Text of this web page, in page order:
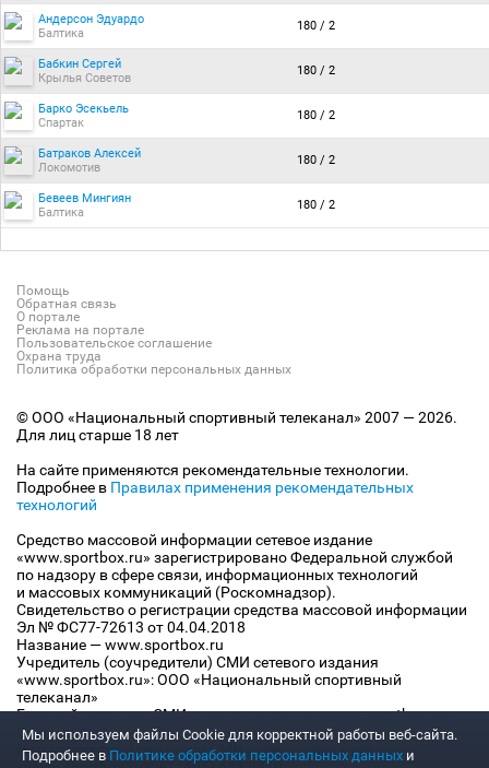
Андерсон Эдуардо
Балтика
180 / 2
Бабкин Сергей
Крылья Советов
180 / 2
Барко Эсекьель
Спартак
180 / 2
Батраков Алексей
Локомотив
180 / 2
Бевеев Мингиян
Балтика
180 / 2
Помощь
Обратная связь
О портале
Реклама на портале
Пользовательское соглашение
Охрана труда
Политика обработки персональных данных
© ООО «Национальный спортивный телеканал» 2007 — 2026.
Для лиц старше 18 лет
На сайте применяются рекомендательные технологии.
Подробнее в Правилах применения рекомендательных
технологий
Средство массовой информации сетевое издание
«www.sportbox.ru» зарегистрировано Федеральной службой
по надзору в сфере связи, информационных технологий
и массовых коммуникаций (Роскомнадзор).
Свидетельство о регистрации средства массовой информации
Эл № ФС77-72613 от 04.04.2018
Название — www.sportbox.ru
Учредитель (соучредители) СМИ сетевого издания
«www.sportbox.ru»: ООО «Национальный спортивный
телеканал»
Главный редактор СМИ сетевого издания «www.sportbox.ru»:
Конов В.А.
Номер телефона редакции СМИ сетевого издания
Мы используем файлы Сookie для корректной работы веб-сайта.
Подробнее в Политике обработки персональных данных и